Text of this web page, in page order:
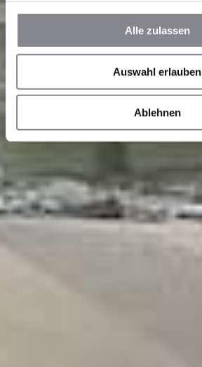
Alle zulassen
Auswahl erlauben
Ablehnen